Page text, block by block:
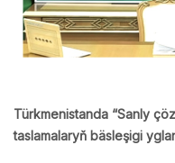
Türkmenistanda “Sanly
taslamalaryň bäsleşigi